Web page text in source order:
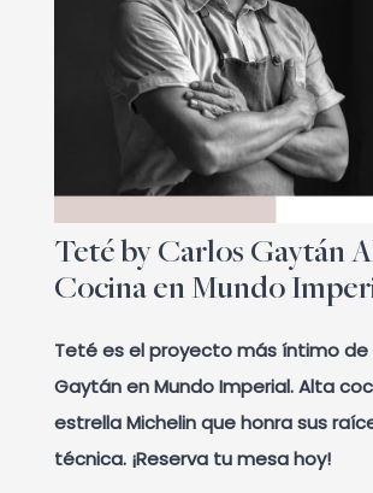
Teté by Carlos Gaytán
Cocina en Mundo
Teté es el proyecto más íntimo de
Gaytán en Mundo Imperial. Alta
estrella Michelin que honra sus
técnica. ¡Reserva tu mesa hoy!